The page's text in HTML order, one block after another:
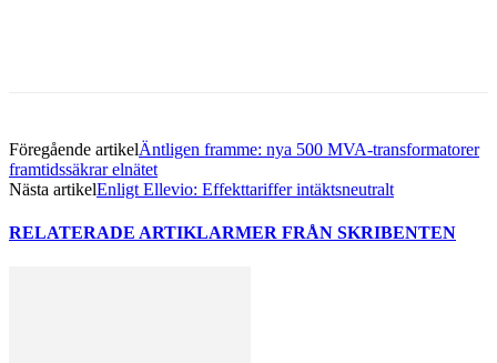
Föregående artikelÄntligen framme: nya 500 MVA-transformatorer
framtidssäkrar elnätet
Nästa artikelEnligt Ellevio: Effekttariffer intäktsneutralt
RELATERADE ARTIKLARMER FRÅN SKRIBENTEN